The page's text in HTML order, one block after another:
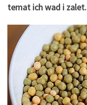
temat ich wad i zalet.